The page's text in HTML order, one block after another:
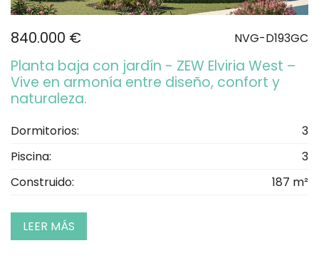
840.000 € NVG-D193GC
Planta baja con jardín - ZEW Elviria West –
Vive en armonía entre diseño, confort y
naturaleza.
Dormitorios:
3
Piscina:
3
Construido:
187 m²
LEER MÁS